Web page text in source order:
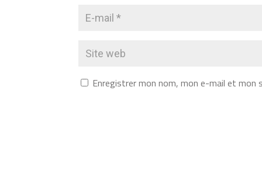
Enregistrer mon nom, mon e-mail et mon